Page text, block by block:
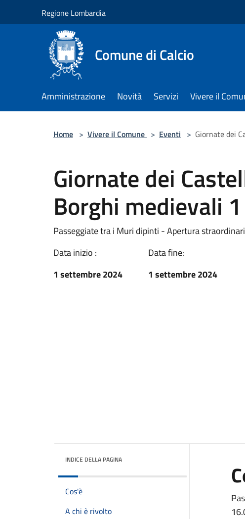
Regione Lombardia
Comune di Calcio
Amministrazione Novità Servizi Vivere il
Home > Vivere il Comune > Eventi > Giornate dei
Giornate dei
Borghi medievali
Passeggiate tra i Muri dipinti - Apertura
Data inizio :
1 settembre 2024
Data fine:
1 settembre 2024
INDICE DELLA PAGINA
Cos'è
A chi è rivolto